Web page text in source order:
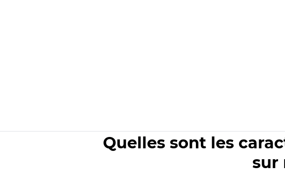
Quelles sont les
sur